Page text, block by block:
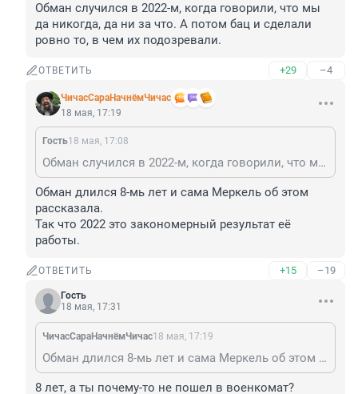
Обман случился в 2022-м, когда говорили, что мы
да никогда, да ни за что. А потом бац и сделали
ровно то, в чем их подозревали.
ОТВЕТИТЬ +29 –4
ЧичасСараНачнёмЧичас
18 мая, 17:19
Гость18 мая, 17:08
Обман случился в 2022-м, когда говорили, что мы да никогда, да ни за что. А потом бац и сделали ровно то, в чем их подозревали.
Обман длился 8-мь лет и сама Меркель об этом
рассказала.
Так что 2022 это закономерный результат её
работы.
ОТВЕТИТЬ +15 –19
Гость
18 мая, 17:31
ЧичасСараНачнёмЧичас18 мая, 17:19
Обман длился 8-мь лет и сама Меркель об этом рассказала. Так что 2022 это закономерный результат её работы.
8 лет, а ты почему-то не пошел в военкомат?